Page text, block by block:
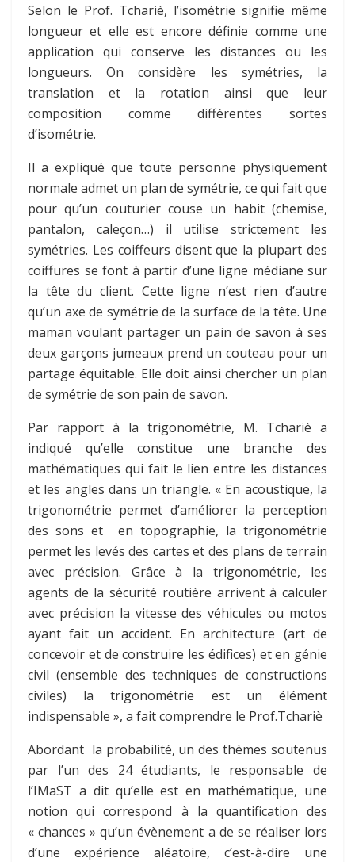
Selon le Prof. Tchariè, l’isométrie signifie même
longueur et elle est encore définie comme une
application qui conserve les distances ou les
longueurs. On considère les symétries, la
translation et la rotation ainsi que leur
composition comme différentes sortes
d’isométrie.
Il a expliqué que toute personne physiquement
normale admet un plan de symétrie, ce qui fait que
pour qu’un couturier couse un habit (chemise,
pantalon, caleçon…) il utilise strictement les
symétries. Les coiffeurs disent que la plupart des
coiffures se font à partir d’une ligne médiane sur
la tête du client. Cette ligne n’est rien d’autre
qu’un axe de symétrie de la surface de la tête. Une
maman voulant partager un pain de savon à ses
deux garçons jumeaux prend un couteau pour un
partage équitable. Elle doit ainsi chercher un plan
de symétrie de son pain de savon.
Par rapport à la trigonométrie, M. Tchariè a
indiqué qu’elle constitue une branche des
mathématiques qui fait le lien entre les distances
et les angles dans un triangle. « En acoustique, la
trigonométrie permet d’améliorer la perception
des sons et en topographie, la trigonométrie
permet les levés des cartes et des plans de terrain
avec précision. Grâce à la trigonométrie, les
agents de la sécurité routière arrivent à calculer
avec précision la vitesse des véhicules ou motos
ayant fait un accident. En architecture (art de
concevoir et de construire les édifices) et en génie
civil (ensemble des techniques de constructions
civiles) la trigonométrie est un élément
indispensable », a fait comprendre le Prof.Tchariè
Abordant la probabilité, un des thèmes soutenus
par l’un des 24 étudiants, le responsable de
l’IMaST a dit qu’elle est en mathématique, une
notion qui correspond à la quantification des
« chances » qu’un évènement a de se réaliser lors
d’une expérience aléatoire, c’est-à-dire une